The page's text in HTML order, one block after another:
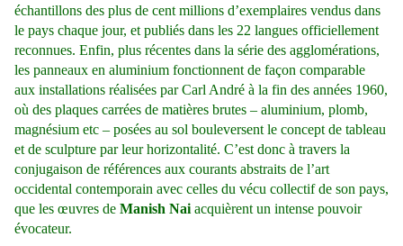
échantillons des plus de cent millions d’exemplaires vendus dans
le pays chaque jour, et publiés dans les 22 langues officiellement
reconnues. Enfin, plus récentes dans la série des agglomérations,
les panneaux en aluminium fonctionnent de façon comparable
aux installations réalisées par Carl André à la fin des années 1960,
où des plaques carrées de matières brutes – aluminium, plomb,
magnésium etc – posées au sol bouleversent le concept de tableau
et de sculpture par leur horizontalité. C’est donc à travers la
conjugaison de références aux courants abstraits de l’art
occidental contemporain avec celles du vécu collectif de son pays,
que les œuvres de Manish Nai acquièrent un intense pouvoir
évocateur.